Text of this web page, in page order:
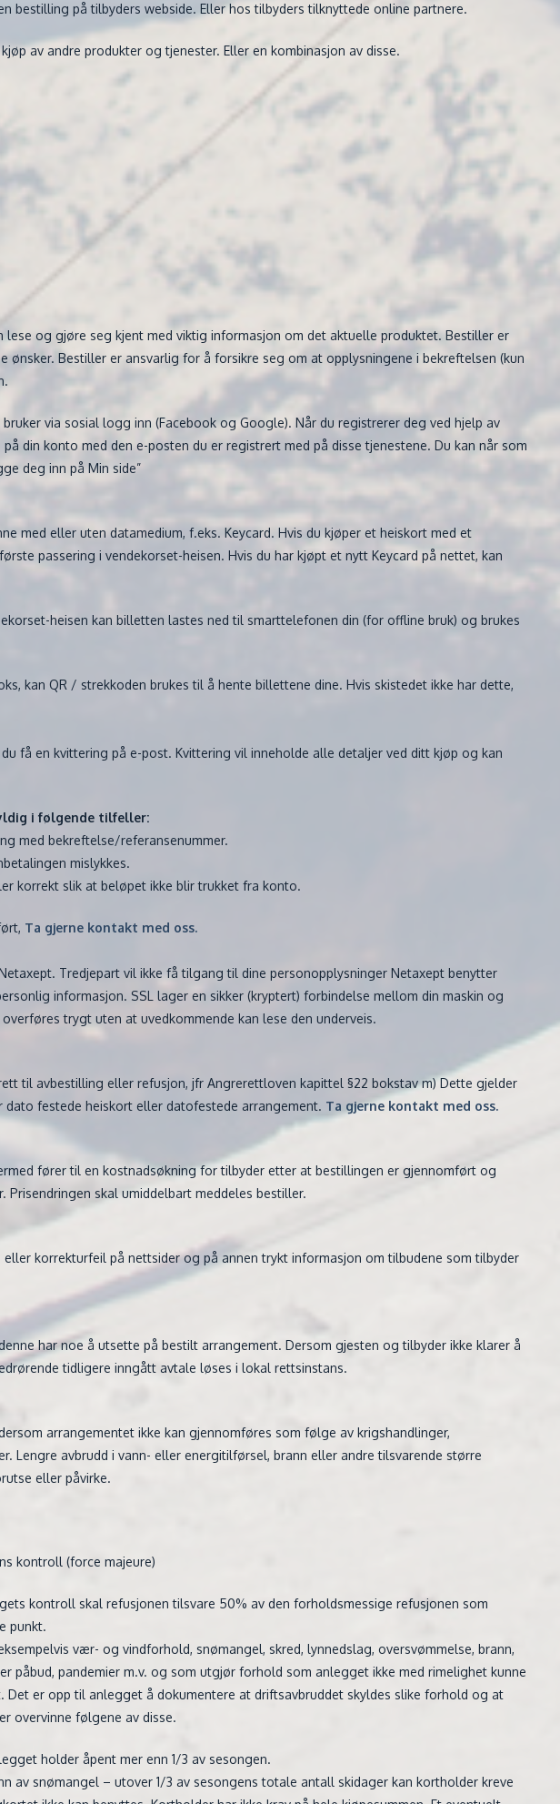
bestilling på tilbyders webside. Eller hos tilbyders tilknyttede online partnere.
av andre produkter og tjenester. Eller en kombinasjon av disse.
lese og gjøre seg kjent med viktig informasjon om det aktuelle produktet. Bestiller er
ønsker. Bestiller er ansvarlig for å forsikre seg om at opplysningene i bekreftelsen (kun
via sosial logg inn (Facebook og Google). Når du registrerer deg ved hjelp av
din konto med den e-posten du er registrert med på disse tjenestene. Du kan når som
deg inn på Min side”
med eller uten datamedium, f.eks. Keycard. Hvis du kjøper et heiskort med et
passering i vendekorset-heisen. Hvis du har kjøpt et nytt Keycard på nettet, kan
heisen kan billetten lastes ned til smarttelefonen din (for offline bruk) og brukes
kan QR / strekkoden brukes til å hente billettene dine. Hvis skistedet ikke har dette,
få en kvittering på e-post. Kvittering vil inneholde alle detaljer ved ditt kjøp og kan
i følgende tilfeller:
med bekreftelse/referansenummer.
mislykkes.
korrekt slik at beløpet ikke blir trukket fra konto.
Ta gjerne kontakt med oss.
Tredjepart vil ikke få tilgang til dine personopplysninger Netaxept benytter
informasjon. SSL lager en sikker (kryptert) forbindelse mellom din maskin og
trygt uten at uvedkommende kan lese den underveis.
til avbestilling eller refusjon, jfr Angrerettloven kapittel §22 bokstav m) Dette gjelder
festede heiskort eller datofestede arrangement. Ta gjerne kontakt med oss.
fører til en kostnadsøkning for tilbyder etter at bestillingen er gjennomført og
skal umiddelbart meddeles bestiller.
korrekturfeil på nettsider og på annen trykt informasjon om tilbudene som tilbyder
har noe å utsette på bestilt arrangement. Dersom gjesten og tilbyder ikke klarer å
tidligere inngått avtale løses i lokal rettsinstans.
arrangementet ikke kan gjennomføres som følge av krigshandlinger,
Lengre avbrudd i vann- eller energitilførsel, brann eller andre tilsvarende større
eller påvirke.
kontroll (force majeure)
kontroll skal refusjonen tilsvare 50% av den forholdsmessige refusjonen som
punkt.
vær- og vindforhold, snømangel, skred, lynnedslag, oversvømmelse, brann,
påbud, pandemier m.v. og som utgjør forhold som anlegget ikke med rimelighet kunne
Det er opp til anlegget å dokumentere at driftsavbruddet skyldes slike forhold og at
overvinne følgene av disse.
holder åpent mer enn 1/3 av sesongen.
av snømangel – utover 1/3 av sesongens totale antall skidager kan kortholder kreve